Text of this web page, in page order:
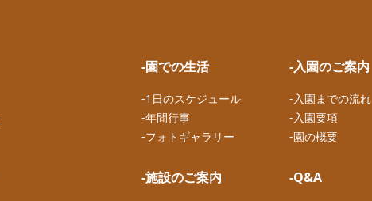
-園での生活
-1日のスケジュール
-年間行事
-フォトギャラリー
-施設のご案内
-入園のご案内
-入園までの流れ
-入園要項
-園の概要
-Q&A